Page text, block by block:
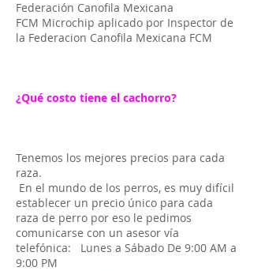
Federación Canofila Mexicana
FCM Microchip aplicado por Inspector de
la Federacion Canofila Mexicana FCM
¿Qué costo tiene el cachorro?
Tenemos los mejores precios para cada
raza.
En el mundo de los perros, es muy difícil
establecer un precio único para cada
raza de perro por eso le pedimos
comunicarse con un asesor vía
telefónica: Lunes a Sábado De 9:00 AM a
9:00 PM